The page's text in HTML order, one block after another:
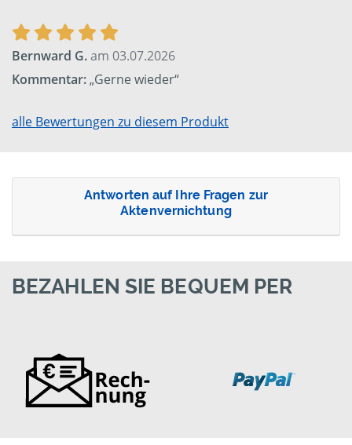
Bernward G.am 03.07.2026
Kommentar:„Gerne wieder“
alle Bewertungen zu diesem Produkt
Antworten auf Ihre Fragen zur
Aktenvernichtung
BEZAHLEN SIE BEQUEM PER